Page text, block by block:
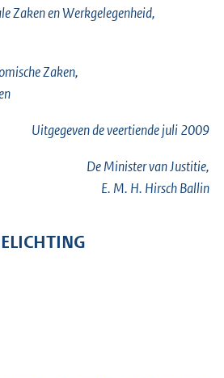
Zaken en Werkgelegenheid,
Zaken,
Uitgegeven deveertiendejuli 2009
De Minister van Justitie,
E. M. H. Hirsch Ballin